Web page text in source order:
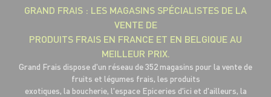
GRAND FRAIS : LES MAGASINS SPÉCIALISTES DE LA
VENTE DE
PRODUITS FRAIS EN FRANCE ET EN BELGIQUE AU
MEILLEUR PRIX.
Grand Frais dispose d'un réseau de 352 magasins pour la vente de
fruits et légumes frais, les produits
exotiques, la boucherie, l'espace Epiceries d'ici et d'ailleurs, la